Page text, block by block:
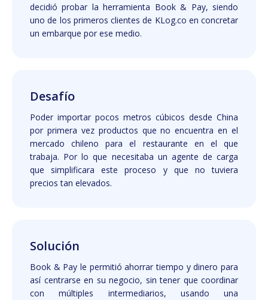
decidió probar la herramienta Book & Pay, siendo
uno de los primeros clientes de KLog.co en concretar
un embarque por ese medio.
Desafío
Poder importar pocos metros cúbicos desde China
por primera vez productos que no encuentra en el
mercado chileno para el restaurante en el que
trabaja. Por lo que necesitaba un agente de carga
que simplificara este proceso y que no tuviera
precios tan elevados.
Solución
Book & Pay le permitió ahorrar tiempo y dinero para
así centrarse en su negocio, sin tener que coordinar
con múltiples intermediarios, usando una